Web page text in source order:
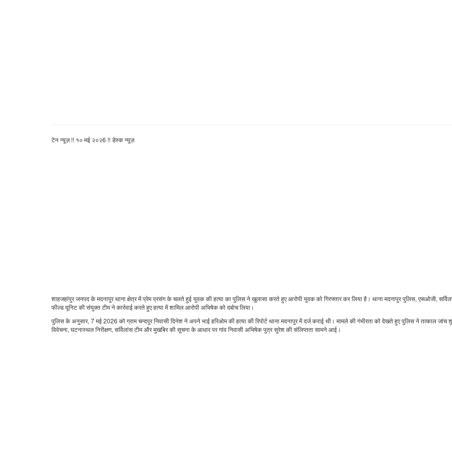
टेन न्यूज़ !! १० मई २०२6 !! डेस्क न्यूज़
शाहजहांपुर जनपद के मदनापुर थाना क्षेत्र में प्रेम प्रसंग के चलते हुई युवक की हत्या का पुलिस ने खुलासा करते हुए आरोपी युवक को गिरफ्तार कर लिया है। थाना मदनापुर पुलिस, एसओजी,
फील्ड यूनिट की संयुक्त टीम ने कार्रवाई करते हुए हत्या में शामिल आरोपी अभिषेक को दबोच लिया।
पुलिस के अनुसार, 7 मई 2026 को ग्राम चन्दपुर निवासी दिनेश ने अपने भाई हरिओम की हत्या की रिपोर्ट थाना मदनापुर में दर्ज कराई थी। मामले की गंभीरता को देखते हुए पुलिस ने तत्काल जांच
विवेचना, घटनास्थल निरीक्षण, सर्विलांस टीम और मुखबिर की सूचना के आधार पर गांव निवासी अभिषेक पुत्र सुरेश की संलिप्तता सामने आई।